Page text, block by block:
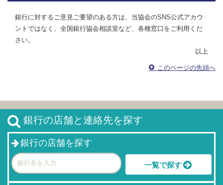
銀行に対するご意見ご要望のある方は、当協会のSNS公式アカウ
ントではなく、全国銀行協会相談室など、各種窓口をご利用くだ
さい。
以上
このページの先頭へ
銀行の店舗と連絡先を探す
銀行の店舗を探す
一覧で探す